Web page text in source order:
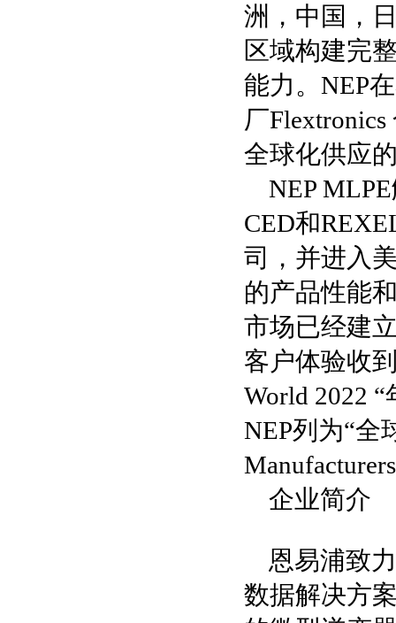
洲，中国，
区域构建完
能力。NEP
厂
全球化供应
NEP
CED和
司，并进入
的产品性能
市场已经建
客户体验收
World 2022
NEP列为“全
企业简介
恩易浦致
数据解决方